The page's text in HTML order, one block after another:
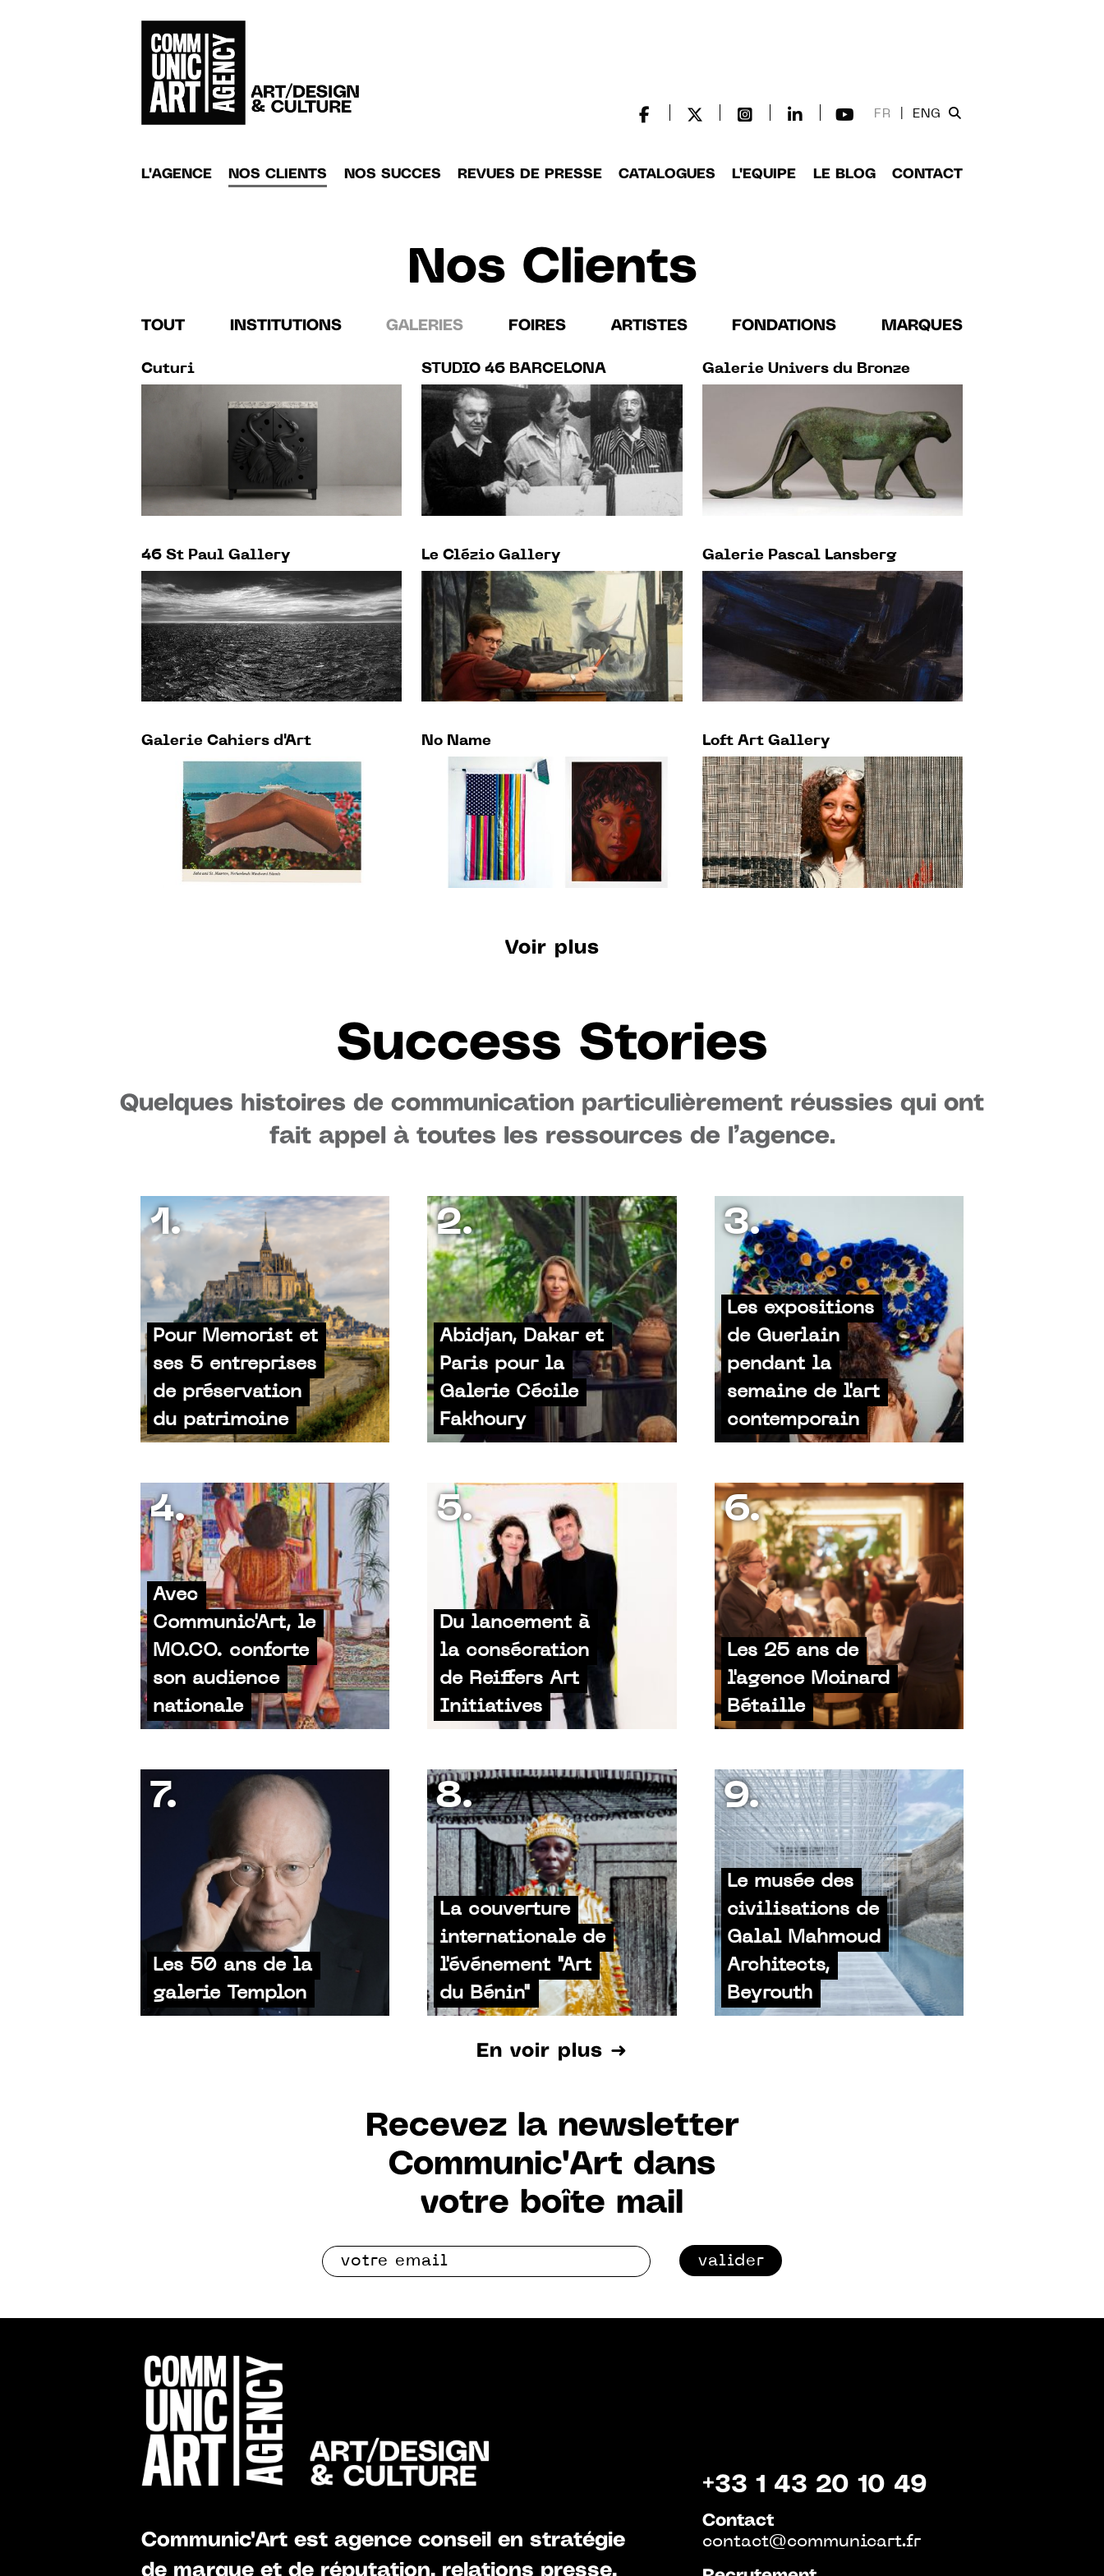
FR ENG
L'AGENCE NOS CLIENTS NOS SUCCES REVUES DE PRESSE CATALOGUES L'EQUIPE LE BLOG CONTACT
Nos Clients
TOUT INSTITUTIONS GALERIES FOIRES ARTISTES FONDATIONS MARQUES
Cuturi STUDIO 46 BARCELONA Galerie Univers du Bronze
46 St Paul Gallery Le Clézio Gallery Galerie Pascal Lansberg
Galerie Cahiers d'Art No Name Loft Art Gallery
Voir plus
Success Stories
Quelques histoires de communication particulièrement réussies qui ont
fait appel à toutes les ressources de l’agence.
Pour Memorist et
ses 5 entreprises
de préservation
du patrimoine
1.
Abidjan, Dakar et
Paris pour la
Galerie Cécile
Fakhoury
2.
Les expositions
de Guerlain
pendant la
semaine de l'art
contemporain
3.
Avec
Communic'Art, le
MO.CO. conforte
son audience
nationale
4.
Du lancement à
la consécration
de Reiffers Art
Initiatives
5.
Les 25 ans de
l'agence Moinard
Bétaille
6.
Les 50 ans de la
galerie Templon
7.
La couverture
internationale de
l'événement "Art
du Bénin"
8.
Le musée des
civilisations de
Galal Mahmoud
Architects,
Beyrouth
9.
En voir plus ➜
Recevez la newsletter
Communic'Art dans
votre boîte mail
valider
Communic'Art est agence conseil en stratégie
de marque et de réputation, relations presse,
+33 1 43 20 10 49
Contact
contact@communicart.fr